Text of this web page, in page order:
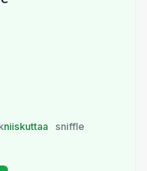
niiskuttaa
sniffle